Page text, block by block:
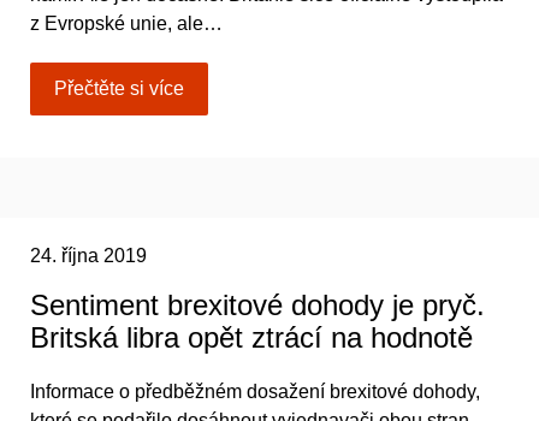
z Evropské unie, ale…
Přečtěte si více
24. října 2019
Sentiment brexitové dohody je pryč.
Britská libra opět ztrácí na hodnotě
Informace o předběžném dosažení brexitové dohody,